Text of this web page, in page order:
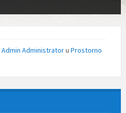
Admin Administratoru Prostorno